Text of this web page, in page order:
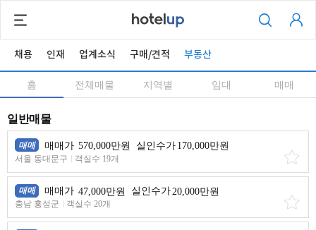
채용 인재 업계소식 구매/견적 부동산
홈 전체매물 지역별 임대 매매
일반매물
매매 매매가 570,000만원 실인수가 170,000만원
서울 동대문구 객실수 19개
매매 매매가 47,000만원 실인수가 20,000만원
충남 홍성군 객실수 20개